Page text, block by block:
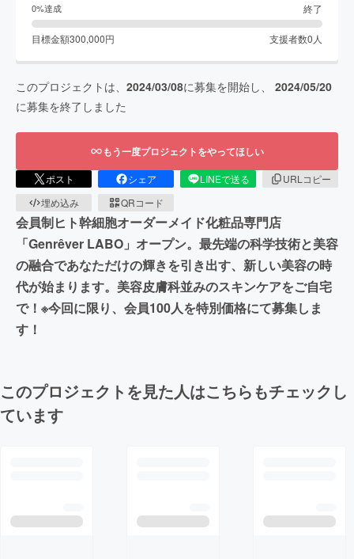
0%達成 終了
目標金額300,000円 支援者数0 人
このプロジェクトは、 2024/03/08に募集を開始し、 2024/05/20
に募集を終了しました
もう一度プロジェクトをやってほしい
ポスト シェア LINEで送る
URLコピー
埋め込み
QRコード
会員制ヒト幹細胞オーダーメイド化粧品専門店
「Genrêver LABO」オープン。最先端の科学技術と美容
の融合であなただけの輝きを引き出す、新しい美容の時
代が始まります。美容皮膚科並みのスキンケアをご自宅
で！※今回に限り、会員100人を特別価格にて募集しま
す！
このプロジェクトを見た人はこちらもチェックし
ています